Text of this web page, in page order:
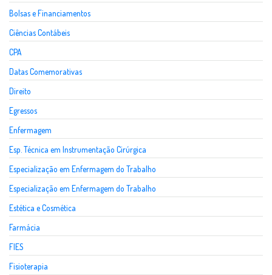
Bolsas e Financiamentos
Ciências Contábeis
CPA
Datas Comemorativas
Direito
Egressos
Enfermagem
Esp. Técnica em Instrumentação Cirúrgica
Especialização em Enfermagem do Trabalho
Especialização em Enfermagem do Trabalho
Estética e Cosmética
Farmácia
FIES
Fisioterapia